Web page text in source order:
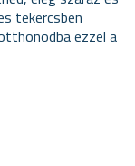
tekercsben
ezzel a